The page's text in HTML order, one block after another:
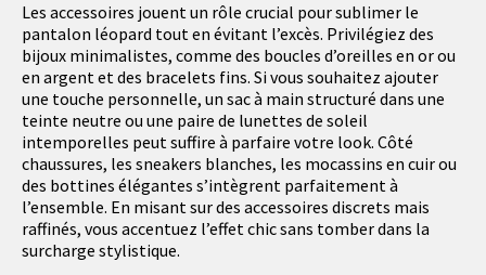
Les accessoires jouent un rôle crucial pour sublimer le
pantalon léopard tout en évitant l’excès. Privilégiez des
bijoux minimalistes, comme des boucles d’oreilles en or ou
en argent et des bracelets fins. Si vous souhaitez ajouter
une touche personnelle, un sac à main structuré dans une
teinte neutre ou une paire de lunettes de soleil
intemporelles peut suffire à parfaire votre look. Côté
chaussures, les sneakers blanches, les mocassins en cuir ou
des bottines élégantes s’intègrent parfaitement à
l’ensemble. En misant sur des accessoires discrets mais
raffinés, vous accentuez l’effet chic sans tomber dans la
surcharge stylistique.